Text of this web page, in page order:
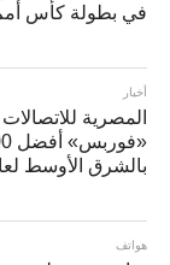
في بطولة كأس أمم
أخبار
المصرية
بالشرق الأوسط لعام
هواتف